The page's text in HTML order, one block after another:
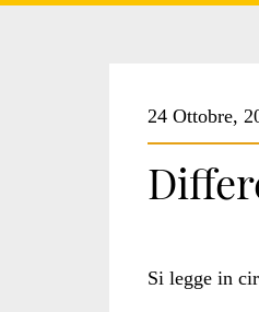
24 Ottobre,
Si legge in